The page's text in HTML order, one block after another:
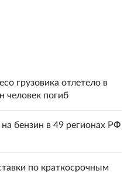
грузовика отлетело в
человек погиб
бензин в 49 регионах РФ
по краткосрочным